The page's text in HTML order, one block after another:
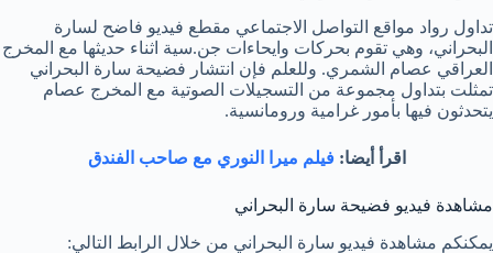
تداول رواد مواقع التواصل الاجتماعي مقطع فيديو فاضح لسارة
البحراني، وهي تقوم بحركات وايحاءات جن.سية اثناء حديثها مع المخرج
العراقي عصام الشمري. وللعلم فإن انتشار فضيحة سارة البحراني
تمثلت بتداول مجموعة من التسجيلات الصوتية مع المخرج عصام
يتحدثون فيها بأمور غرامية ورومانسية.
اقرأ أيضا:فيلم ميرا النوري مع صاحب الفندق
مشاهدة فيديو فضيحة سارة البحراني
يمكنكم مشاهدة فيديو سارة البحراني من خلال الرابط التالي: